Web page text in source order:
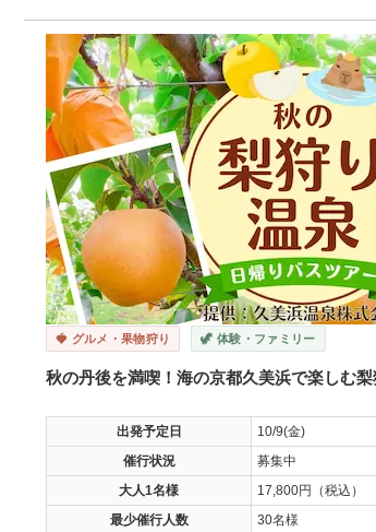
🍓 グルメ・果物狩り 🦖 体験・ファミリー
秋の丹後を満喫！海の京都久美浜で楽しむ
出発予定日
10/9(金)
催行状況
募集中
大人1名様
17,800円（税込）
最少催行人数
30名様